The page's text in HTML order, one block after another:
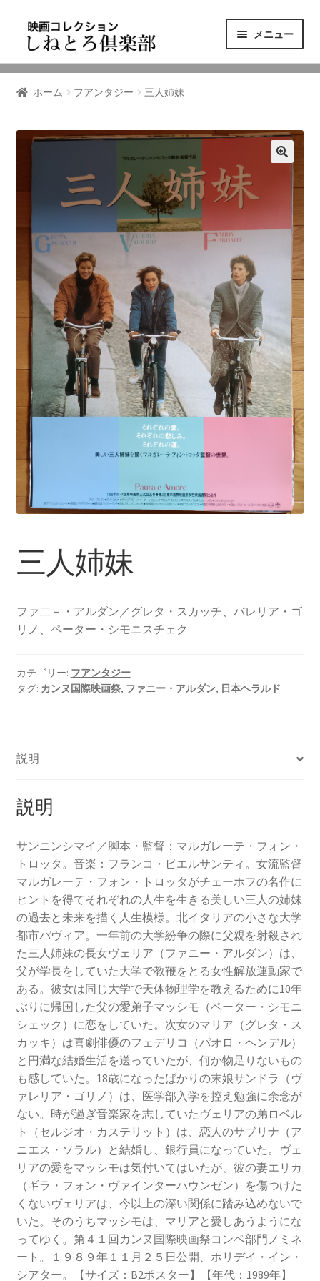
ゲ
シ
ン
テ
ツ
ス
メニュー
ニュース
東三河の映画館
しねとろ倶楽部について
ホーム フアンタジー 三人姉妹
三人姉妹
ファ二－・アルダン／グレタ・スカッチ、バレリア・ゴ
リノ、ペーター・シモニスチェク
カテゴリー: フアンタジー
タグ: カンヌ国際映画祭, ファニー・アルダン, 日本ヘラルド
説明
説明
サンニンシマイ／脚本・監督：マルガレーテ・フォン・
トロッタ。音楽：フランコ・ピエルサンティ。女流監督
マルガレーテ・フォン・トロッタがチェーホフの名作に
ヒントを得てそれぞれの人生を生きる美しい三人の姉妹
の過去と未来を描く人生模様。北イタリアの小さな大学
都市パヴィア。一年前の大学紛争の際に父親を射殺され
た三人姉妹の長女ヴェリア（ファニー・アルダン）は、
父が学長をしていた大学で教鞭をとる女性解放運動家で
ある。彼女は同じ大学で天体物理学を教えるために10年
ぶりに帰国した父の愛弟子マッシモ（ペーター・シモニ
シェック）に恋をしていた。次女のマリア（グレタ・ス
カッキ）は喜劇俳優のフェデリコ（パオロ・ヘンデル）
と円満な結婚生活を送っていたが、何か物足りないもの
も感していた。18歳になったばかりの末娘サンドラ（ヴ
ァレリア・ゴリノ）は、医学部入学を控え勉強に余念が
ない。時が過ぎ音楽家を志していたヴェリアの弟ロベル
ト（セルジオ・カステリット）は、恋人のサブリナ（ア
ニエス・ソラル）と結婚し、銀行員になっていた。ヴェ
リアの愛をマッシモは気付いてはいたが、彼の妻エリカ
（ギラ・フォン・ヴァインターハウンゼン）を傷つけた
くないヴェリアは、今以上の深い関係に踏み込めないで
いた。そのうちマッシモは、マリアと愛しあうようにな
ってゆく。第４１回カンヌ国際映画祭コンペ部門ノミネ
ート。１９８９年１１月２５日公開、ホリデイ・イン・
シアター。【サイズ：B2ポスター】【年代：1989年】